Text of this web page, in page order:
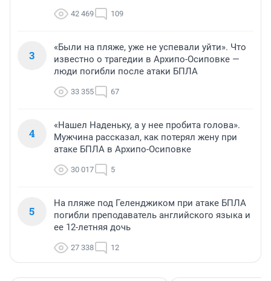
42 469 109
3
«Были на пляже, уже не успевали уйти». Что
известно о трагедии в Архипо-Осиповке —
люди погибли после атаки БПЛА
33 355 67
4
«Нашел Наденьку, а у нее пробита голова».
Мужчина рассказал, как потерял жену при
атаке БПЛА в Архипо-Осиповке
30 017 5
5
На пляже под Геленджиком при атаке БПЛА
погибли преподаватель английского языка и
ее 12-летняя дочь
27 338 12